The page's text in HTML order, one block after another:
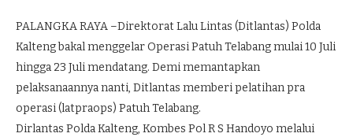
PALANGKA RAYA –Direktorat Lalu Lintas (Ditlantas) Polda
Kalteng bakal menggelar Operasi Patuh Telabang mulai 10 Juli
hingga 23 Juli mendatang. Demi memantapkan
pelaksanaannya nanti, Ditlantas memberi pelatihan pra
operasi (latpraops) Patuh Telabang.
Dirlantas Polda Kalteng, Kombes Pol R S Handoyo melalui